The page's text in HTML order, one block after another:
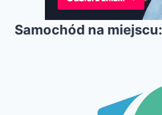
Samochód na miejscu: